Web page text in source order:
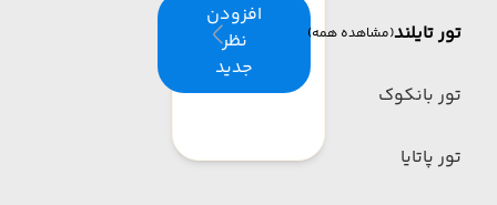
تور تایلند(مشاهده همه)
تور بانکوک
تور پاتایا
افزودن
نظر
جدید